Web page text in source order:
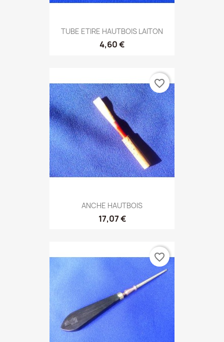
TUBE ETIRE HAUTBOIS LAITON
4,60 €
ANCHE HAUTBOIS
17,07 €
favorite_border
favorite_border